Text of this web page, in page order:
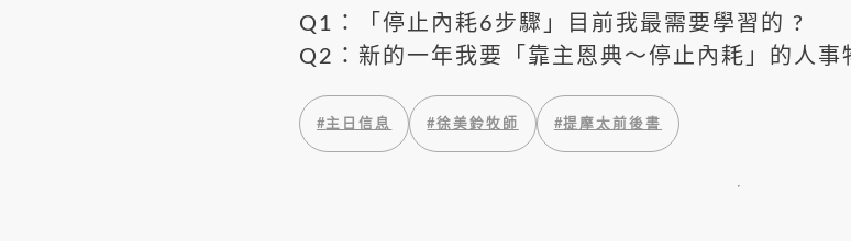
Q1：「停止內耗6步驟」目前我最需要學習的 ?
Q2：新的一年我要「靠主恩典～停止內耗」的人事
#主日信息 #徐美鈴牧師 #提摩太前後書